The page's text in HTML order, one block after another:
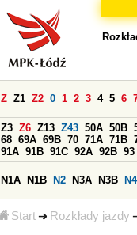
Start Rozkłady jazdy
Z Z1 Z2 0 1 2 3 4 5 6
Z3 Z6 Z13 Z43 50A 50B
68 69A 69B 70 71A 71B
91A 91B 91C 92A 92B 93
N1A N1B N2 N3A N3B